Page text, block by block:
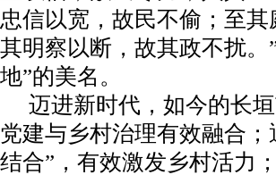
忠信以宽，故民不偷；至
其明察以断，故其政不扰
地”的美名。
迈进新时代，如今的长
党建与乡村治理有效融合
结合”，有效激发乡村活力